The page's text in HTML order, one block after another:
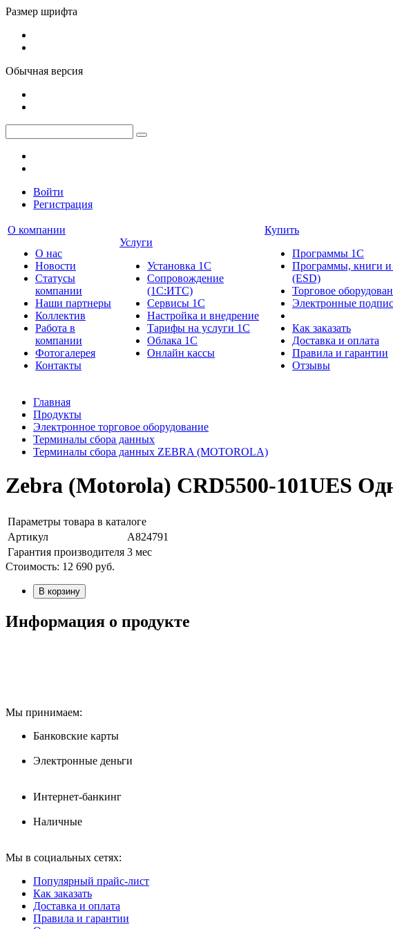
Размер шрифта
Обычная версия
Войти
Регистрация
О компании
О нас
Новости
Cтатусы
компании
Наши партнеры
Коллектив
Работа в
компании
Фотогалерея
Контакты
Услуги
Установка 1С
Сопровождение
(1С:ИТС)
Сервисы 1С
Настройка и внедрение
Тарифы на услуги 1С
Облака 1С
Онлайн кассы
Купить
Программы 1С
Программы, книги и
(ESD)
Торговое
Электронные
Как заказать
Доставка и оплата
Правила и гарантии
Отзывы
Главная
Продукты
Электронное торговое оборудование
Терминалы сбора данных
Терминалы сбора данных ZEBRA (MOTOROLA)
Zebra (Motorola) CRD5500-101UES
Параметры товара в каталоге
Артикул
А824791
Гарантия производителя 3 мес
Стоимость: 12 690 руб.
В корзину
Информация о продукте
Мы принимаем:
Банковские карты
Электронные деньги
Интернет-банкинг
Наличные
Мы в социальных сетях:
Популярный прайс-лист
Как заказать
Доставка и оплата
Правила и гарантии